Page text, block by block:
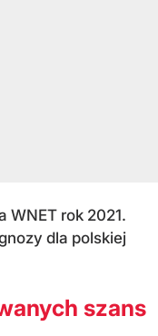
WNET rok 2021.
dla polskiej
szans